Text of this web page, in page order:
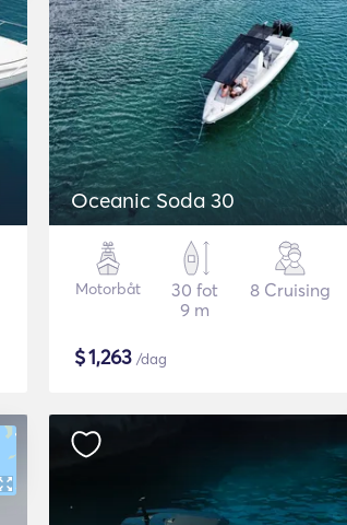
Oceanic Soda 30
Motorbåt
30 fot
9 m
8 Cruising
$1,263 /dag